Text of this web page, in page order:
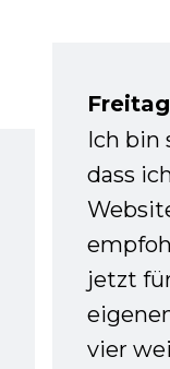
Ich bin
dass
jetzt
vier